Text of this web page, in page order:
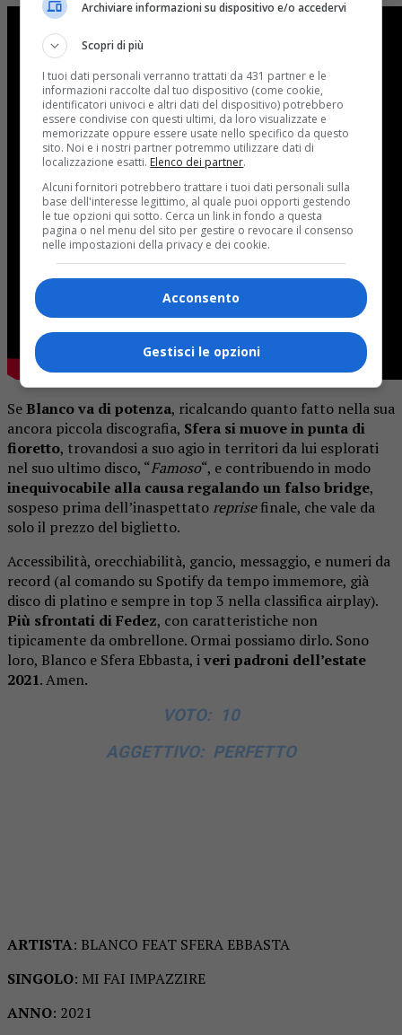
Se Blanco va di potenza, ricalcando quanto fatto nella sua
ancora piccola discografia, Sfera si muove in punta di
fioretto, trovandosi a suo agio in territori da lui esplorati
nel suo ultimo disco, “Famoso“, e contribuendo in modo
inequivocabile alla causa regalando un falso bridge,
sospeso prima dell’inaspettato reprisefinale, che vale da
solo il prezzo del biglietto.
Accessibilità, orecchiabilità, gancio, messaggio, e numeri da
record (al comando su Spotify da tempo immemore, già
disco di platino e sempre in top 3 nella classifica airplay).
Più sfrontati di Fedez, con caratteristiche non
tipicamente da ombrellone. Ormai possiamo dirlo. Sono
loro, Blanco e Sfera Ebbasta, iveri padroni dell’estate
2021. Amen.
VOTO: 10
AGGETTIVO: PERFETTO
ARTISTA: BLANCO FEAT SFERA EBBASTA
SINGOLO: MI FAI IMPAZZIRE
ANNO: 2021
Archiviare informazioni su dispositivo e/o accedervi
Scopri di più
I tuoi dati personali verranno trattati da 431 partner e le
informazioni raccolte dal tuo dispositivo (come cookie,
identificatori univoci e altri dati del dispositivo) potrebbero
essere condivise con questi ultimi, da loro visualizzate e
memorizzate oppure essere usate nello specifico da questo
sito. Noi e i nostri partner potremmo utilizzare dati di
localizzazione esatti. Elenco dei partner.
Alcuni fornitori potrebbero trattare i tuoi dati personali sulla
base dell'interesse legittimo, al quale puoi opporti gestendo
le tue opzioni qui sotto. Cerca un link in fondo a questa
pagina o nel menu del sito per gestire o revocare il consenso
nelle impostazioni della privacy e dei cookie.
Acconsento
Gestisci le opzioni